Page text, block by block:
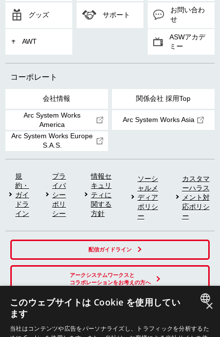
グッズ サポート
お問い合わ
せ
AWT
ASWアカデ
ミー
コーポレート
会社情報 関係会社 採用Top
Arc System Works
America
Arc System Works Asia
Arc System Works Europe
S.A.S.
規
約・
ガイ
ドラ
イン
プラ
イバ
シー
ポリ
シー
情報セ
キュリ
ティに
関する
方針
ソーシ
ャルメ
ディア
ポリシ
ー
カスタマ
ーハラス
メント対
応ポリシ
ー
配信ガイドライン
アークシステムワークスと
コラボレーションをお考えの方へ
SNS
×
このウェブサイトは Cookie を使用してい
ます
当社はコンテンツや広告をパーソナライズし、トラフィックを分析するた